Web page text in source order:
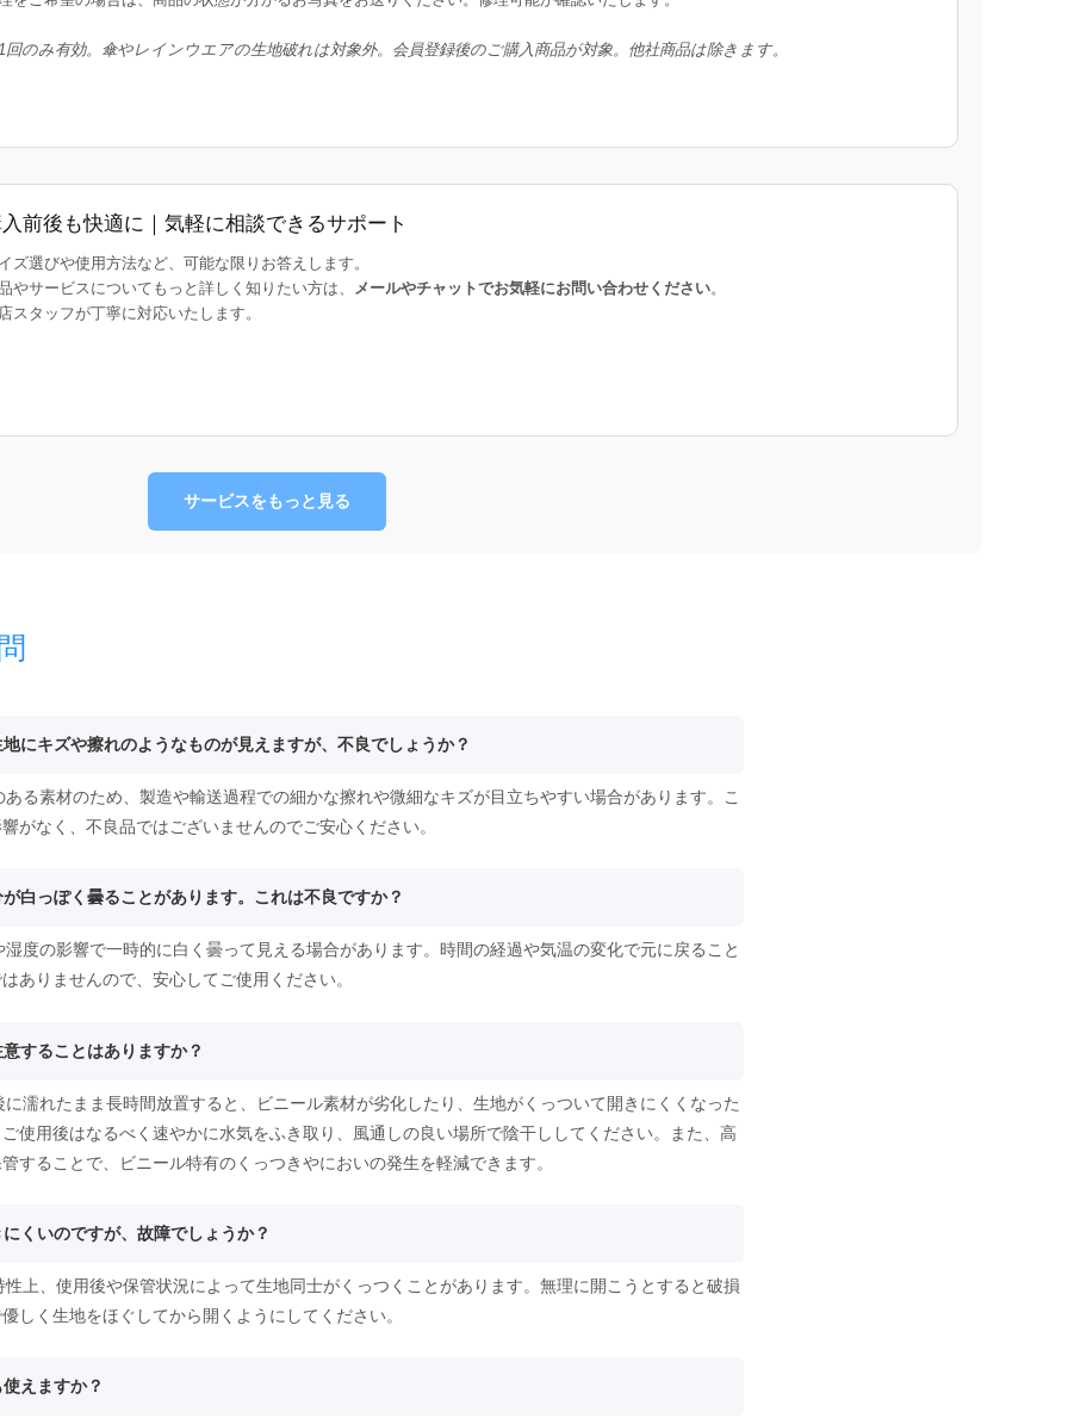
のみ有効。傘やレインウエアの生地破れは対象外。会員登録後のご購入商品が対象。他社商品は除きます。
前後も快適に｜気軽に相談できるサポート
ズ選びや使用方法など、可能な限りお答えします。
やサービスについてもっと詳しく知りたい方は、 メールやチャットでお気軽にお問い合わせください。
スタッフが丁寧に対応いたします。
サービスをもっと見る
にキズや擦れのようなものが見えますが、不良でしょうか？
る素材のため、製造や輸送過程での細かな擦れや微細なキズが目立ちやすい場合があります。こ
がなく、不良品ではございませんのでご安心ください。
白っぽく曇ることがあります。これは不良ですか？
度の影響で一時的に白く曇って見える場合があります。時間の経過や気温の変化で元に戻ること
ありませんので、安心してご使用ください。
することはありますか？
濡れたまま長時間放置すると、ビニール素材が劣化したり、生地がくっついて開きにくくなった
使用後はなるべく速やかに水気をふき取り、風通しの良い場所で陰干ししてください。また、高
することで、ビニール特有のくっつきやにおいの発生を軽減できます。
くいのですが、故障でしょうか？
上、使用後や保管状況によって生地同士がくっつくことがあります。無理に開こうとすると破損
しく生地をほぐしてから開くようにしてください。
えますか？